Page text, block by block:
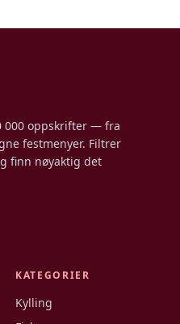
000 oppskrifter — fra
festmenyer. Filtrer
finn nøyaktig det
KATEGORIER
Kylling